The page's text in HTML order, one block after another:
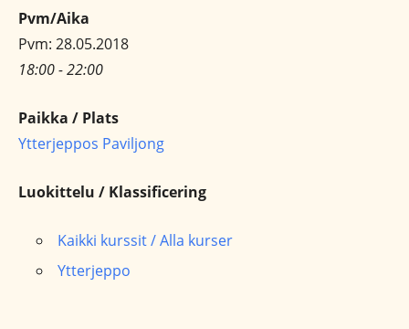
Pvm/Aika
Pvm: 28.05.2018
18:00 - 22:00
Paikka / Plats
Ytterjeppos Paviljong
Luokittelu / Klassificering
Kaikki kurssit / Alla kurser
Ytterjeppo